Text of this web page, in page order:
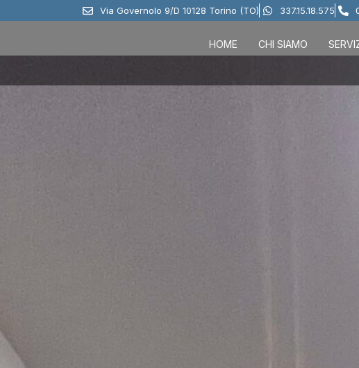
Via Governolo 9/D 10128 Torino (TO) 337.15.18.575
HOME CHI SIAMO